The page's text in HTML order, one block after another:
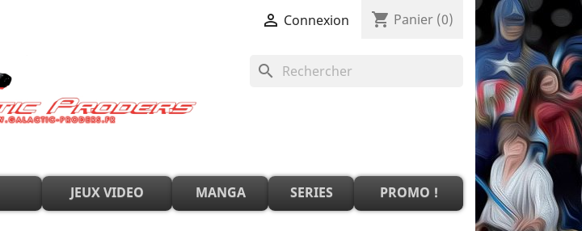
 Connexion shopping_cart Panier (0)
search
JEUX VIDEO MANGA SERIES PROMO !